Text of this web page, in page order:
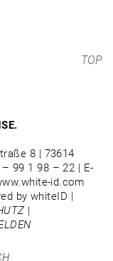
TOP
8 | 73614
99 1 98 – 22 | E-
id.com
by whiteID |
|